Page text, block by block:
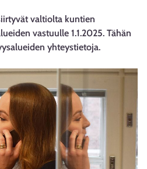
valtiolta kuntien
vastuulle 1.1.2025. Tähän
yhteystietoja.